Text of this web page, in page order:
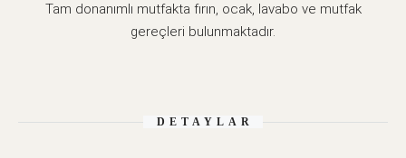
Tam donanımlı mutfakta fırın, ocak, lavabo ve mutfak
gereçleri bulunmaktadır.
DETAYLAR